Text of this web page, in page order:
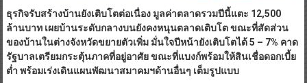
ของบ้านในต่างจังหวัดขยายตัวเพิ่ม มั่นใจปีหน้ายังเติบโตได้ 5 – 7% คาด
รัฐบาลเตรียมกระตุ้นภาคที่อยู่อาศัย ขณะที่แบงก์พร้อมให้สินเชื่อดอกเบี้ย
ต่ำ พร้อมเร่งเดินแผนพัฒนาสมาคมฯด้านอื่นๆ เต็มรูปแบบ
นางศิริพร สิงหรัญ นายกสมาคมธุรกิจรับสร้างบ้าน เปิดเผยว่า ภาพรวม